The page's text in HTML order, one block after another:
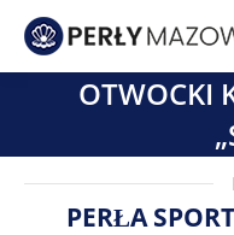
OTWOCKI
PERŁA